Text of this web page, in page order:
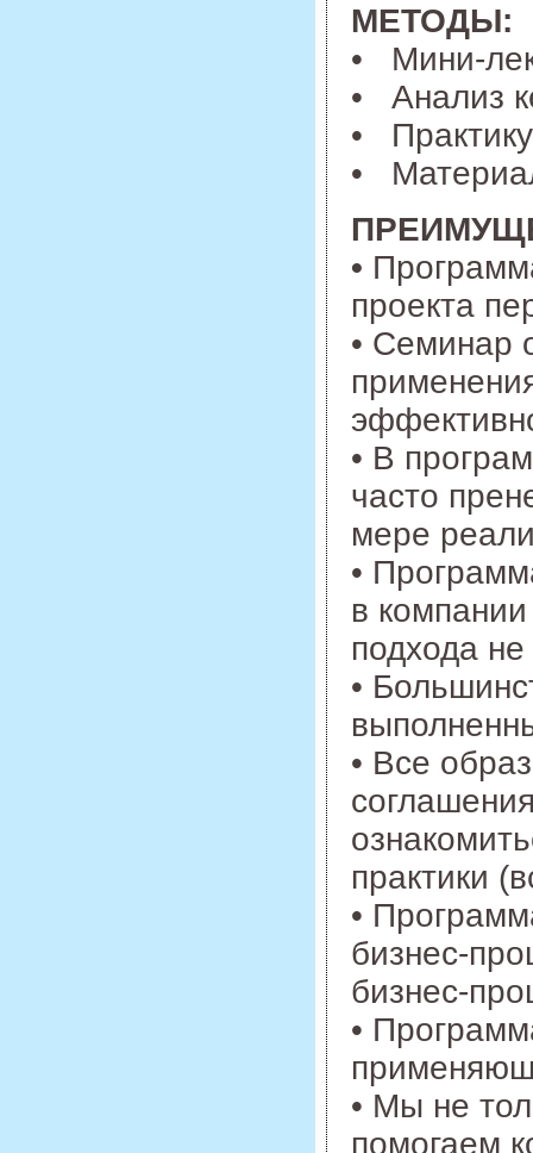
МЕТОДЫ:
• Мини-
• Анализ
•
•
•
проекта
• Семинар
• В
часто
мере
•
в
подхода
•
• Все
практики
•
бизнес-
бизнес-
•
• Мы не
помогаем